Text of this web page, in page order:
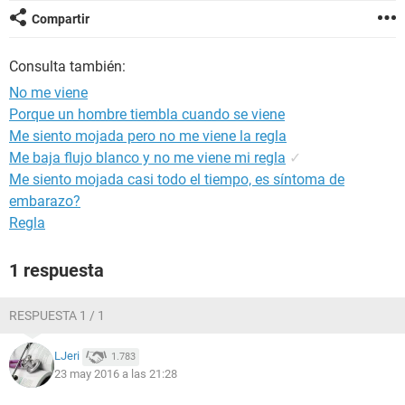
Compartir
Consulta también:
No me viene
Porque un hombre tiembla cuando se viene
Me siento mojada pero no me viene la regla
Me baja flujo blanco y no me viene mi regla ✓
Me siento mojada casi todo el tiempo, es síntoma de
embarazo?
Regla
1 respuesta
RESPUESTA 1 / 1
LJeri 1.783
23 may 2016 a las 21:28